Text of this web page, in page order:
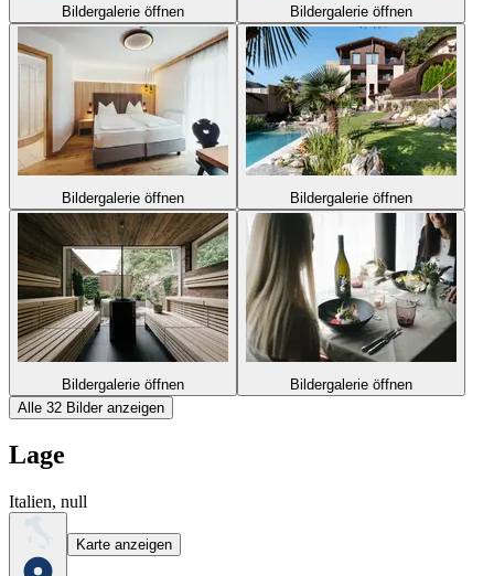
Bildergalerie öffnen Bildergalerie öffnen
Bildergalerie öffnen Bildergalerie öffnen
Bildergalerie öffnen
Bildergalerie öffnen
Alle 32 Bilder anzeigen
Lage
Italien, null
Karte anzeigen